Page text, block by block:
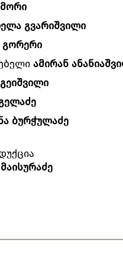
მორი
გვარიშვილი
გორერი
ამირან
ბურჭულაძე
მაისურაძე